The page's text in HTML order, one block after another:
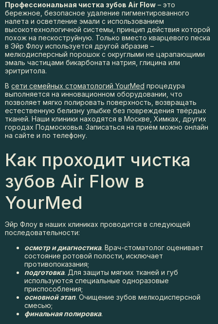
Профессиональная чистка зубов Air Flow – это
бережное, безопасное удаление пигментированного
налета и осветление эмали с использованием
высокотехнологичной системы, принцип действия которой
похож на пескоструйную. Только вместо кварцевого песка
в Эйр Флоу используется другой абразив –
мелкодисперсный порошок с округлыми не царапающими
эмаль частицами бикарбоната натрия, глицина или
эритритола.
В сети семейных стоматологий YourMed процедура
выполняется на инновационном оборудовании, что
позволяет мягко полировать поверхность, возвращать
естественную белизну улыбке без повреждения твёрдых
тканей. Наши клиники находятся в Москве, Химках, других
городах Подмосковья. Записаться на приём можно онлайн
на сайте и по телефону.
Как проходит чистка
зубов Air Flow в
YourMed
Эйр Флоу в наших клиниках проводится в следующей
последовательности:
осмотр и диагностика. Врач-стоматолог оценивает
состояние ротовой полости, исключает
противопоказания;
подготовка. Для защиты мягких тканей и губ
используются специальные одноразовые
приспособления;
основной этап. Очищение зубов мелкодисперсной
смесью;
финальная полировка.